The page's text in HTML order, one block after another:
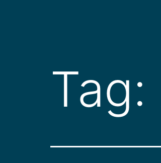
Tag: